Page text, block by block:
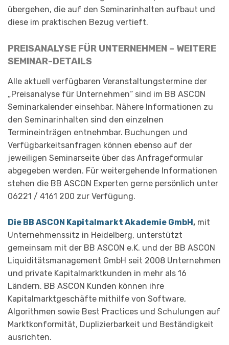
übergehen, die auf den Seminarinhalten aufbaut und
diese im praktischen Bezug vertieft.
PREISANALYSE FÜR UNTERNEHMEN – WEITERE
SEMINAR-DETAILS
Alle aktuell verfügbaren Veranstaltungstermine der
„Preisanalyse für Unternehmen“ sind im BB ASCON
Seminarkalender einsehbar. Nähere Informationen zu
den Seminarinhalten sind den einzelnen
Termineinträgen entnehmbar. Buchungen und
Verfügbarkeitsanfragen können ebenso auf der
jeweiligen Seminarseite über das Anfrageformular
abgegeben werden. Für weitergehende Informationen
stehen die BB ASCON Experten gerne persönlich unter
06221 / 4161 200 zur Verfügung.
Die BB ASCON Kapitalmarkt Akademie GmbH, mit
Unternehmenssitz in Heidelberg, unterstützt
gemeinsam mit der BB ASCON e.K. und der BB ASCON
Liquiditätsmanagement GmbH seit 2008 Unternehmen
und private Kapitalmarktkunden in mehr als 16
Ländern. BB ASCON Kunden können ihre
Kapitalmarktgeschäfte mithilfe von Software,
Algorithmen sowie Best Practices und Schulungen auf
Marktkonformität, Duplizierbarkeit und Beständigkeit
ausrichten.